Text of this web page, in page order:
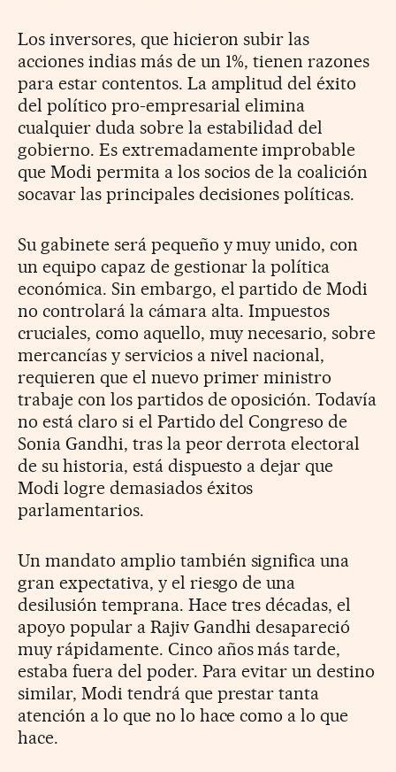
Los inversores, que hicieron subir las
acciones indias más de un 1%, tienen razones
para estar contentos. La amplitud del éxito
del político pro-empresarial elimina
cualquier duda sobre la estabilidad del
gobierno. Es extremadamente improbable
que Modi permita a los socios de la coalición
socavar las principales decisiones políticas.
Su gabinete será pequeño y muy unido, con
un equipo capaz de gestionar la política
económica. Sin embargo, el partido de Modi
no controlará la cámara alta. Impuestos
cruciales, como aquello, muy necesario, sobre
mercancías y servicios a nivel nacional,
requieren que el nuevo primer ministro
trabaje con los partidos de oposición. Todavía
no está claro si el Partido del Congreso de
Sonia Gandhi, tras la peor derrota electoral
de su historia, está dispuesto a dejar que
Modi logre demasiados éxitos
parlamentarios.
Un mandato amplio también significa una
gran expectativa, y el riesgo de una
desilusión temprana. Hace tres décadas, el
apoyo popular a Rajiv Gandhi desapareció
muy rápidamente. Cinco años más tarde,
estaba fuera del poder. Para evitar un destino
similar, Modi tendrá que prestar tanta
atención a lo que no lo hace como a lo que
hace.